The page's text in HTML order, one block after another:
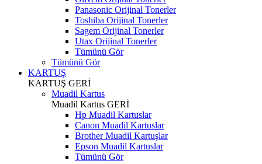
Panasonic Orijinal Tonerler
Toshiba Orijinal Tonerler
Sagem Orijinal Tonerler
Utax Orijinal Tonerler
Tümünü Gör
Tümünü Gör
KARTUŞ
KARTUŞ GERİ
Muadil Kartus
Muadil Kartus GERİ
Hp Muadil Kartuslar
Canon Muadil Kartuslar
Brother Muadil Kartuşlar
Epson Muadil Kartuslar
Tümünü Gör